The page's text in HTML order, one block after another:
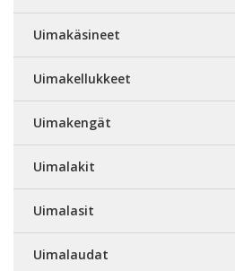
Uimakäsineet
Uimakellukkeet
Uimakengät
Uimalakit
Uimalasit
Uimalaudat